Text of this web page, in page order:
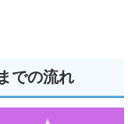
での流れ